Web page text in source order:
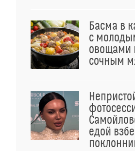
Басма в
с
овощами
сочным
едой